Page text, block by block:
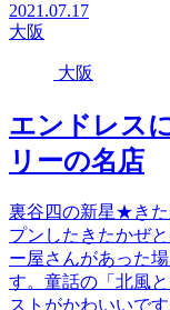
2021.07.17
大阪
大阪
エンドレス
リーの名店
裏谷四の新星★きた
プンしたきたかぜ
ー屋さんがあった
す。童話の「北風
ストがかわいいで